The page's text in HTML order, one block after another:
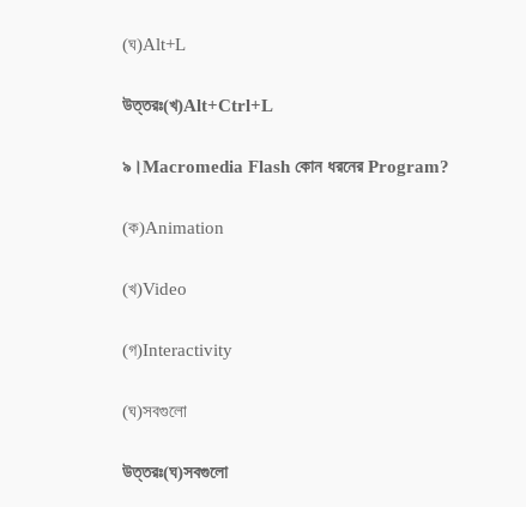
(ঘ)Alt+L
উত্তরঃ(খ)Alt+Ctrl+L
৯।Macromedia Flash কোন ধরনের Program?
(ক)Animation
(খ)Video
(গ)Interactivity
(ঘ)সবগুলো
উত্তরঃ(ঘ)সবগুলো